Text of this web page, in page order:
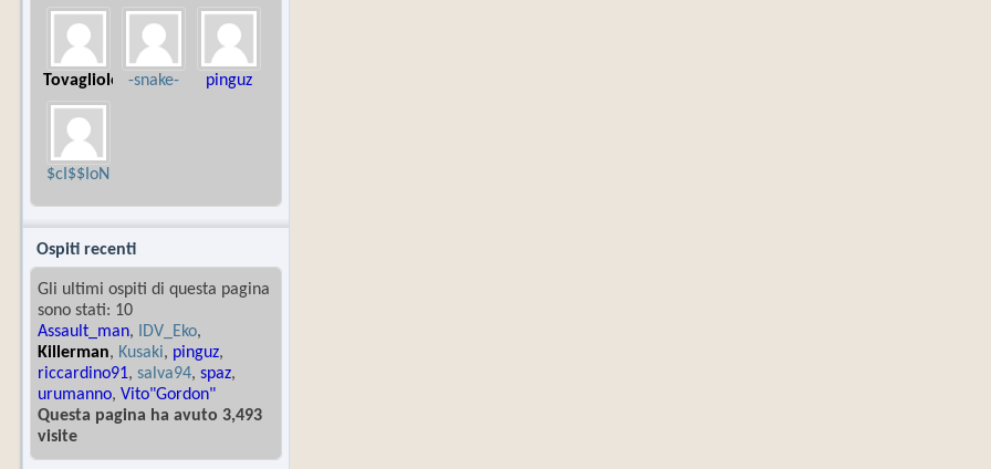
Tovagliolo -snake- pinguz
$cI$$IoN
Ospiti recenti
Gli ultimi ospiti di questa pagina
sono stati: 10
Assault_man, IDV_Eko,
Killerman, Kusaki, pinguz,
riccardino91, salva94, spaz,
urumanno, Vito"Gordon"
Questa pagina ha avuto 3,493
visite